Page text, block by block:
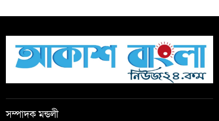
টিকটকে অশালীন কনটেন্ট ও অনলাইন
হয়রানির অভিযোগে ব্রাহ্মণবাড়িয়ায়
বেতাগীতে ঈদুল আজহা উপলক্ষে
সম্পাদক মন্ডলী